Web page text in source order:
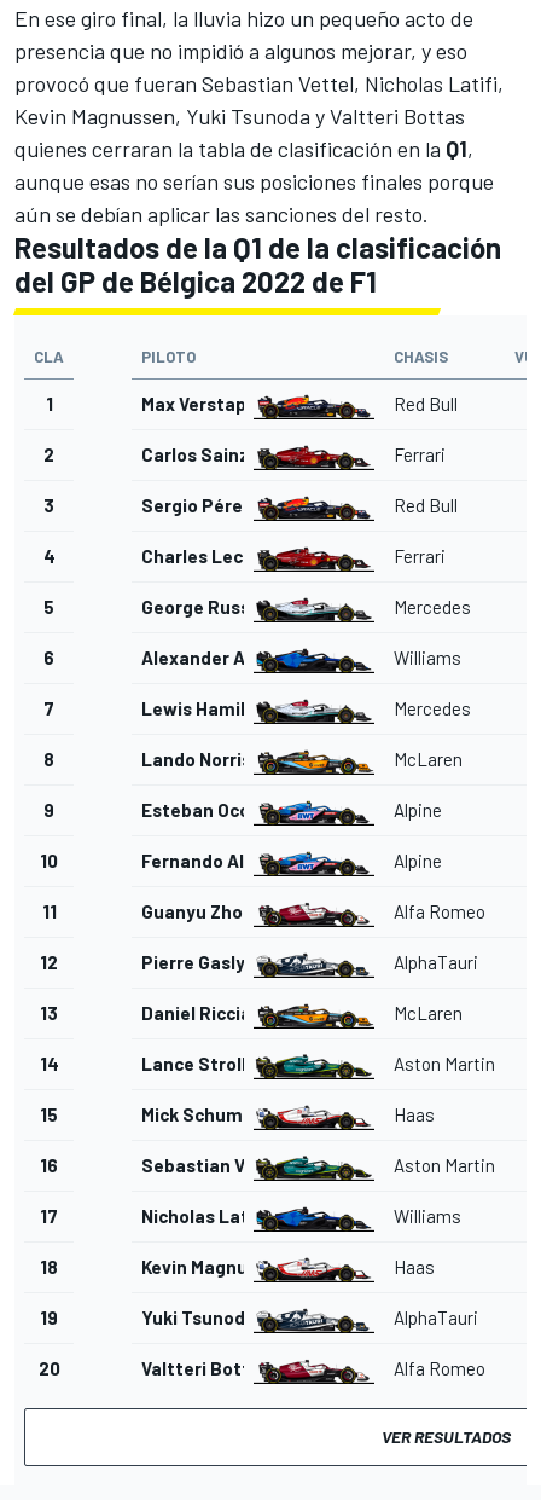
En ese giro final, la lluvia hizo un pequeño acto de
presencia que no impidió a algunos mejorar, y eso
provocó que fueran Sebastian Vettel, Nicholas Latifi,
Kevin Magnussen, Yuki Tsunoda y Valtteri Bottas
quienes cerraran la tabla de clasificación en la Q1,
aunque esas no serían sus posiciones finales porque
aún se debían aplicar las sanciones del resto.
Resultados de la Q1 de la clasificación
del GP de Bélgica 2022 de F1
CLA PILOTO CHASIS
1 Max Verstappen Red Bull
2 Carlos Sainz Jr. Ferrari
3 Sergio Pérez Red Bull
4 Charles Leclerc Ferrari
5 George Russell Mercedes
6 Alexander Albon Williams
7 Lewis Hamilton Mercedes
8 Lando Norris McLaren
9 Esteban Ocon Alpine
10 Fernando Alonso Alpine
11 Guanyu Zhou Alfa Romeo
12 Pierre Gasly AlphaTauri
13 Daniel Ricciardo McLaren
14 Lance Stroll Aston Martin
15 Mick Schumacher Haas
16 Sebastian Vettel Aston Martin
17 Nicholas Latifi Williams
18 Kevin Magnussen Haas
19 Yuki Tsunoda AlphaTauri
20 Valtteri Bottas Alfa Romeo
VER RESULTADOS